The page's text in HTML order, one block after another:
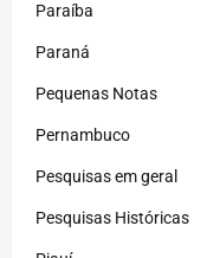
Paraíba
Paraná
Pequenas Notas
Pernambuco
Pesquisas em geral
Pesquisas Históricas